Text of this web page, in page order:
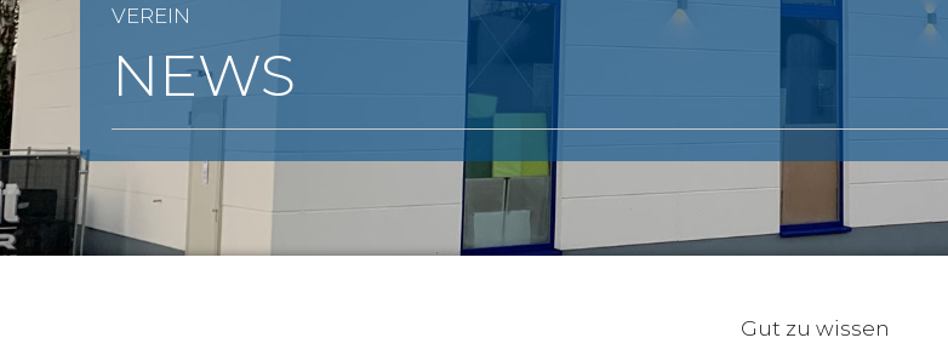
VEREIN
NEWS
Gut zu wissen